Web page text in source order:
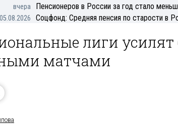
вчера Пенсионеров в России за год стало
05.08.2026 Соцфонд: Средняя пенсия по старости в
лиги усилят
матчами